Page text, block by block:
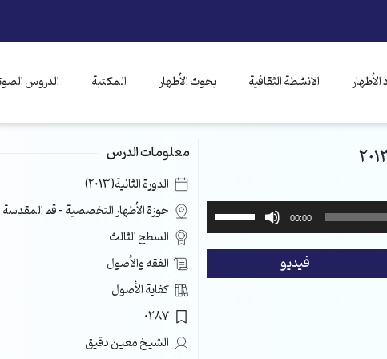
الانشطة الثقافية بحوث الأطهار المكتبة الدروس
00:00
استخدم
الأسهم
فيديو
معلومات الدرس
الدورة الثانية(2013)
حوزة الأطهار التخصصية – قم المقدسة
السطح الثالث
الفقه والأصول
كفاية الأصول
0287
الشيخ معين دقيق